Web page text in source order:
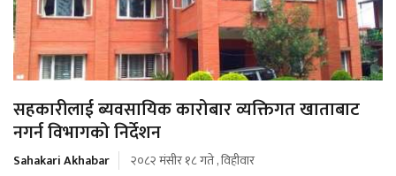
सहकारीलाई ब्यवसायिक कारोबार व्यक्तिगत खाताबाट
नगर्न विभागको निर्देशन
Sahakari Akhabar
२०८२ मंसीर १८ गते , विहीवार